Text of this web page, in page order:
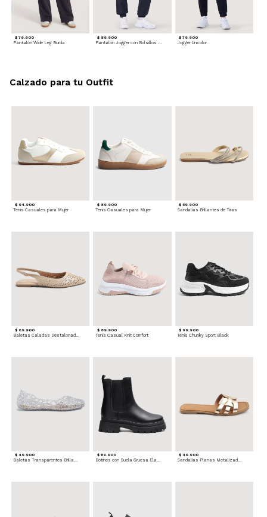
$ 79.900
Pantalón Wide Leg Burda
$ 89.900
Pantalón Jogger con Bolsillos Cargo
$ 79.900
Jogger Unicolor
$ 94.900
Tenis Casuales para Mujer
$ 89.900
Tenis Casuales para Mujer
$ 59.900
Sandalias Brillantes de Tiras
$ 69.900 $ 89.900
Tenis Casual Knit Comfort
$ 99.900
Tenis Chunky Sport Black
$ 49.900
Baletas Transparentes Brillantes
$ 119.900
Botines con Suela Gruesa Elastizada
$ 49.900
Sandalias Planas Metalizadas
Calzado para tu Outfit